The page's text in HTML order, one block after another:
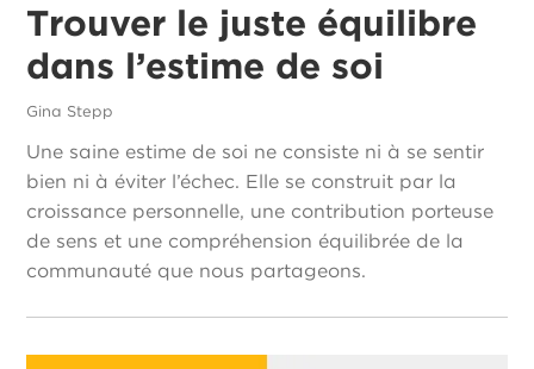
Trouver le juste équilibre
dans l’estime de soi
Gina Stepp
Une saine estime de soi ne consiste ni à se sentir
bien ni à éviter l’échec. Elle se construit par la
croissance personnelle, une contribution porteuse
de sens et une compréhension équilibrée de la
communauté que nous partageons.